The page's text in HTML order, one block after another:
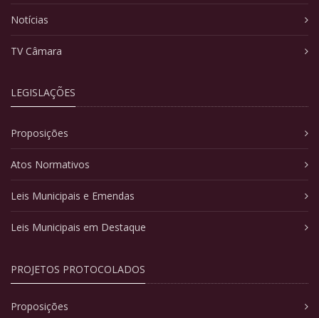
Notícias
TV Câmara
LEGISLAÇÕES
Proposições
Atos Normativos
Leis Municipais e Emendas
Leis Municipais em Destaque
PROJETOS PROTOCOLADOS
Proposições